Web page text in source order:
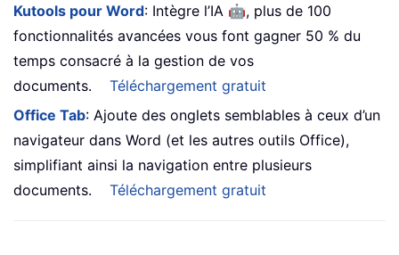
Kutools pour Word: Intègre l’IA 🤖, plus de 100
fonctionnalités avancées vous font gagner 50 % du
temps consacré à la gestion de vos
documents.
Téléchargement gratuit
Office Tab: Ajoute des onglets semblables à ceux d’un
navigateur dans Word (et les autres outils Office),
simplifiant ainsi la navigation entre plusieurs
documents.
Téléchargement gratuit